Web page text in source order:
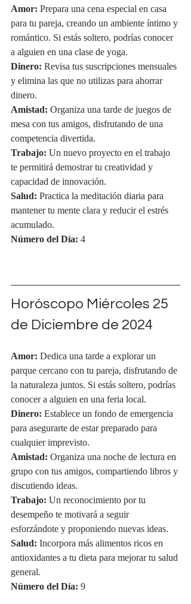
Amor: Prepara una cena especial en casa
para tu pareja, creando un ambiente íntimo y
romántico. Si estás soltero, podrías conocer
a alguien en una clase de yoga.
Dinero: Revisa tus suscripciones mensuales
y elimina las que no utilizas para ahorrar
dinero.
Amistad: Organiza una tarde de juegos de
mesa con tus amigos, disfrutando de una
competencia divertida.
Trabajo: Un nuevo proyecto en el trabajo
te permitirá demostrar tu creatividad y
capacidad de innovación.
Salud: Practica la meditación diaria para
mantener tu mente clara y reducir el estrés
acumulado.
Número del Día: 4
Horóscopo Miércoles 25
de Diciembre de 2024
Amor: Dedica una tarde a explorar un
parque cercano con tu pareja, disfrutando de
la naturaleza juntos. Si estás soltero, podrías
conocer a alguien en una feria local.
Dinero: Establece un fondo de emergencia
para asegurarte de estar preparado para
cualquier imprevisto.
Amistad: Organiza una noche de lectura en
grupo con tus amigos, compartiendo libros y
discutiendo ideas.
Trabajo: Un reconocimiento por tu
desempeño te motivará a seguir
esforzándote y proponiendo nuevas ideas.
Salud: Incorpora más alimentos ricos en
antioxidantes a tu dieta para mejorar tu salud
general.
Número del Día: 9